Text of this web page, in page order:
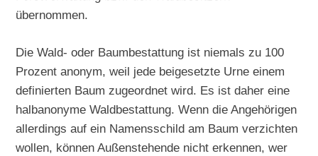
übernommen.
Die Wald- oder Baumbestattung ist niemals zu 100
Prozent anonym, weil jede beigesetzte Urne einem
definierten Baum zugeordnet wird. Es ist daher eine
halbanonyme Waldbestattung. Wenn die Angehörigen
allerdings auf ein Namensschild am Baum verzichten
wollen, können Außenstehende nicht erkennen, wer